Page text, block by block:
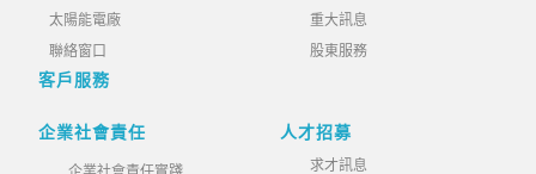
太陽能電廠
聯絡窗口
客戶服務
重大訊息
股東服務
企業社會責任 人才招募
求才訊息